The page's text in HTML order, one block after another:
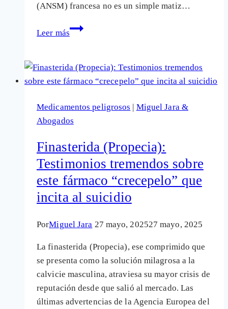
(ANSM) francesa no es un simple matiz…
Leer más
Francia
la
Agencia
de
Medicamentos:
finasterida
bajo
el
foco
tras
confirmarse
relación
con
la
ideación
suicida
Medicamentos peligrosos | Miguel Jara &
Abogados
Finasterida (Propecia):
Testimonios tremendos sobre
este fármaco “crecepelo” que
incita al suicidio
PorMiguel Jara 27 mayo, 202527 mayo, 2025
La finasterida (Propecia), ese comprimido que
se presenta como la solución milagrosa a la
calvicie masculina, atraviesa su mayor crisis de
reputación desde que salió al mercado. Las
últimas advertencias de la Agencia Europea del